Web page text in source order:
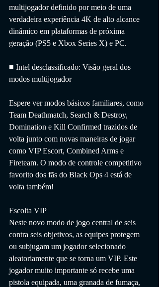
multijogador definido por meio de uma
verdadeira experiência 4K de alto alcance
dinâmico em plataformas de próxima
geração (PS5 e Xbox Series X) e PC.
■ Intel desclassificado: Visão geral dos
modos multijogador
Espere ver modos básicos familiares, como
Team Deathmatch, Search & Destroy,
Domination e Kill Confirmed trazidos de
volta junto com novas maneiras de jogar
como VIP Escort, Combined Arms e
Fireteam. O modo de controle competitivo
favorito dos fãs do Black Ops 4 está de
volta também!
Escolta VIP
Neste novo modo de jogo central de seis
contra seis objetivos, as equipes protegem
ou subjugam um jogador selecionado
aleatoriamente que se torna um VIP. Este
jogador muito importante só recebe uma
pistola equipada, uma granada de fumaça,